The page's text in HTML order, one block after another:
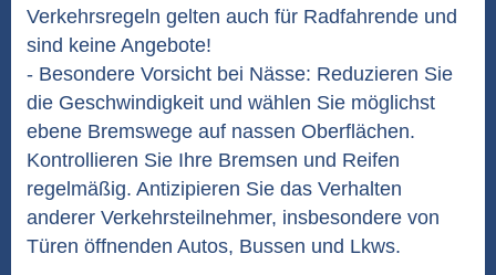
Verkehrsregeln gelten auch für Radfahrende und
sind keine Angebote!
- Besondere Vorsicht bei Nässe: Reduzieren Sie
die Geschwindigkeit und wählen Sie möglichst
ebene Bremswege auf nassen Oberflächen.
Kontrollieren Sie Ihre Bremsen und Reifen
regelmäßig. Antizipieren Sie das Verhalten
anderer Verkehrsteilnehmer, insbesondere von
Türen öffnenden Autos, Bussen und Lkws.